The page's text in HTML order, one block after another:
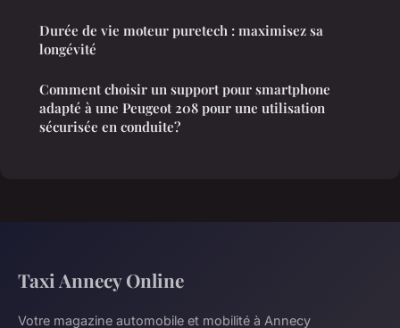
Durée de vie moteur puretech : maximisez sa
longévité
Comment choisir un support pour smartphone
adapté à une Peugeot 208 pour une utilisation
sécurisée en conduite?
Taxi Annecy Online
Votre magazine automobile et mobilité à Annecy